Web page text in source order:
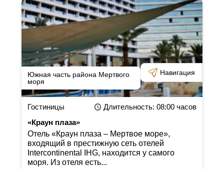
Южная часть района Мертвого
моря
Навигация
Гостиницы Длительность: 08:00часов
«Краун плаза»
Отель «Краун плаза ‒ Мертвое море»,
входящий в престижную сеть отелей
Intercontinental IHG, находится у самого
моря. Из отеля есть...